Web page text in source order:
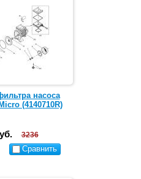
насоса
(4140710R)
3236
Сравнить